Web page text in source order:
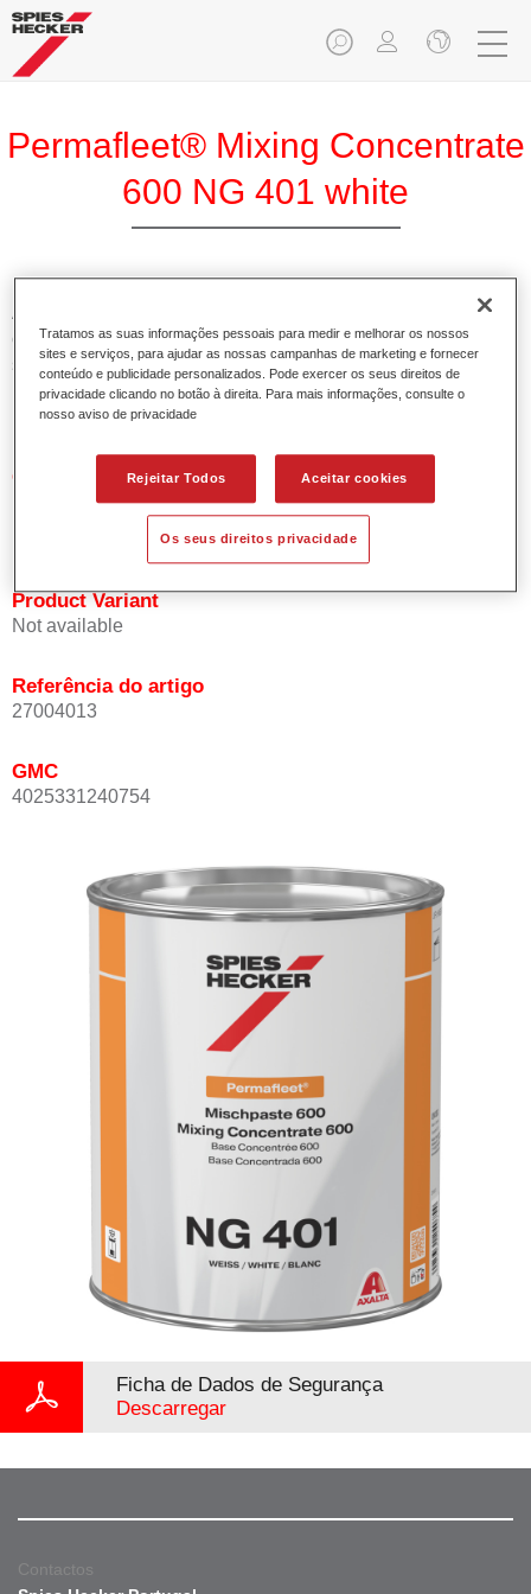
Permafleet® Mixing Concentrate
600 NG 401 white
A Permafleet Base Concentrada 600 permite misturar as
cores para veículos comerciais da tinta Permafleet nas
séries 630, 670 e 675. Pode igualmente ser utilizada para
misturar diferentes tintas industriais PercoTop e Permacron
Esmalte 730.
Características do produto
Contém pigmentos de alta qualidade para cores lisas.
Product Variant
Not available
Referência do artigo
27004013
GMC
4025331240754
Ficha de Dados de Segurança
Descarregar
Contactos
Tratamos as suas informações pessoais para medir e melhorar os nossos
sites e serviços, para ajudar as nossas campanhas de marketing e fornecer
conteúdo e publicidade personalizados. Pode exercer os seus direitos de
privacidade clicando no botão à direita. Para mais informações, consulte o
nosso aviso de privacidade
Rejeitar Todos Aceitar cookies
Os seus direitos privacidade